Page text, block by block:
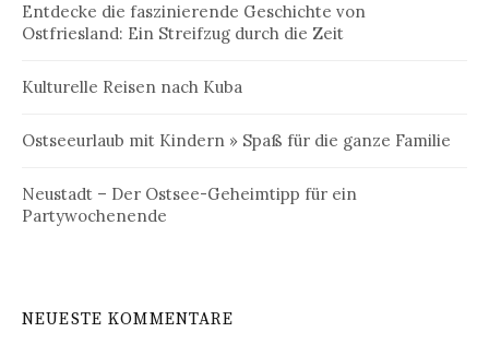
Entdecke die faszinierende Geschichte von
Ostfriesland: Ein Streifzug durch die Zeit
Kulturelle Reisen nach Kuba
Ostseeurlaub mit Kindern » Spaß für die ganze Familie
Neustadt – Der Ostsee-Geheimtipp für ein
Partywochenende
NEUESTE KOMMENTARE